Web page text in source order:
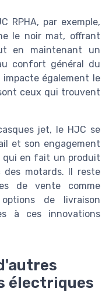
RPHA, par exemple,
le noir mat, offrant
en maintenant un
confort général du
également le
ceux qui trouvent
jet, le HJC se
et son engagement
qui en fait un produit
des motards. Il reste
de vente comme
de livraison
à ces innovations
électriques